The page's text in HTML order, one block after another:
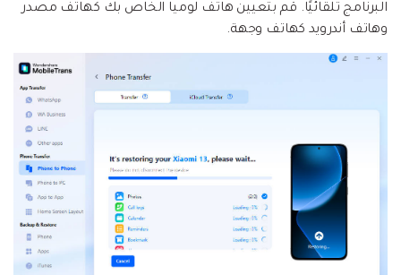
البرنامج تلقائيًا. قم بتعيين هاتف لوميا الخاص بك كهاتف مصدر
وهاتف أندرويد كهاتف وجهة.